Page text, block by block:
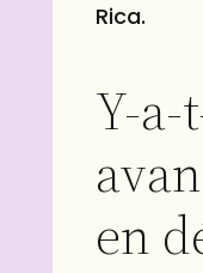
Rica.
Y-a-
en